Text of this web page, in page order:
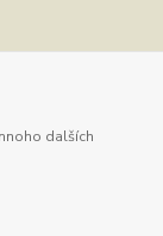
dalších